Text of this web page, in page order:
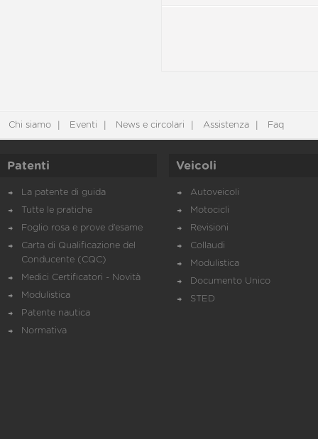
Chi siamo Eventi News e circolari Assistenza Faq
Patenti
La patente di guida
Tutte le pratiche
Foglio rosa e prove d’esame
Carta di Qualificazione del
Conducente (CQC)
Medici Certificatori - Novità
Modulistica
Patente nautica
Normativa
Veicoli
Autoveicoli
Motocicli
Revisioni
Collaudi
Modulistica
Documento Unico
STED